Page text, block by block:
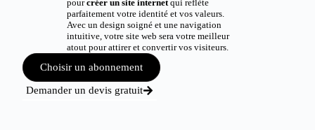
pourcréer un site internetqui reflète
parfaitement votre identité et vos valeurs.
Avec un design soigné et une navigation
intuitive, votre site web sera votre meilleur
atout pour attirer et convertir vos visiteurs.
Choisir un abonnement
Demander un devis gratuit